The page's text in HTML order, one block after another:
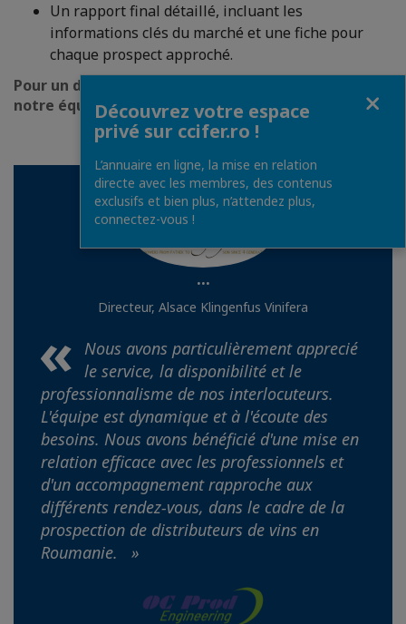
Un rapport final détaillé, incluant les
informations clés du marché et une fiche pour
chaque prospect approché.
Pour un devis gratuit et personnalisé, contactez
notre équipe commerciale.
...
Directeur, Alsace Klingenfus Vinifera
Nous avons particulièrement apprecié
le service, la disponibilité et le
professionnalisme de nos interlocuteurs.
L'équipe est dynamique et à l'écoute des
besoins. Nous avons bénéficié d'une mise en
relation efficace avec les professionnels et
d'un accompagnement rapproche aux
différents rendez-vous, dans le cadre de la
prospection de distributeurs de vins en
Roumanie. »
Découvrez votre espace
privé sur ccifer.ro !
L’annuaire en ligne, la mise en relation
directe avec les membres, des contenus
exclusifs et bien plus, n’attendez plus,
connectez-vous !